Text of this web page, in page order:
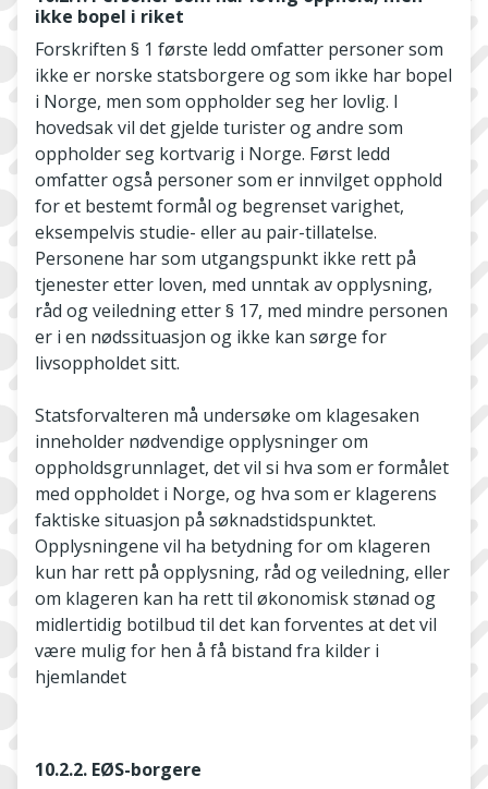
ikke bopel i riket
Forskriften § 1 første ledd omfatter personer som
ikke er norske statsborgere og som ikke har bopel
i Norge, men som oppholder seg her lovlig. I
hovedsak vil det gjelde turister og andre som
oppholder seg kortvarig i Norge. Først ledd
omfatter også personer som er innvilget opphold
for et bestemt formål og begrenset varighet,
eksempelvis studie- eller au pair-tillatelse.
Personene har som utgangspunkt ikke rett på
tjenester etter loven, med unntak av opplysning,
råd og veiledning etter § 17, med mindre personen
er i en nødssituasjon og ikke kan sørge for
livsoppholdet sitt.
Statsforvalteren må undersøke om klagesaken
inneholder nødvendige opplysninger om
oppholdsgrunnlaget, det vil si hva som er formålet
med oppholdet i Norge, og hva som er klagerens
faktiske situasjon på søknadstidspunktet.
Opplysningene vil ha betydning for om klageren
kun har rett på opplysning, råd og veiledning, eller
om klageren kan ha rett til økonomisk stønad og
midlertidig botilbud til det kan forventes at det vil
være mulig for hen å få bistand fra kilder i
hjemlandet
10.2.2. EØS-borgere